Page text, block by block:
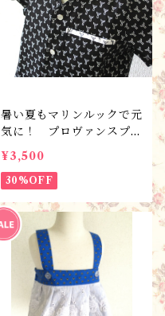
暑い夏もマリンルックで元
気に！ プロヴァンスプリ
ント・フランス製 こども
服 男女兼用ブラウス・
マリン/ 90サイズ・完成
¥3,500
30%OFF